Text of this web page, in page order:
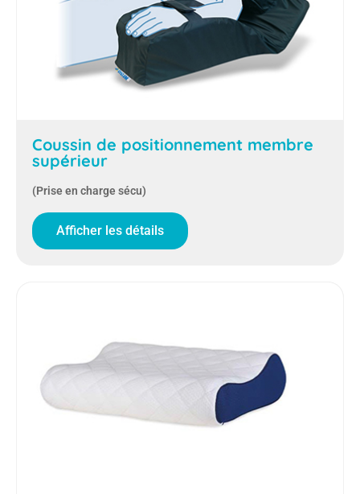
Coussin de positionnement membre
supérieur
(Prise en charge sécu)
Afficher les détails